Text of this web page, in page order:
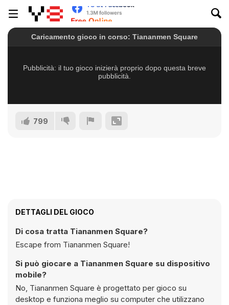
799
DETTAGLI DEL GIOCO
Di cosa tratta Tiananmen Square?
Escape from Tiananmen Square!
Si può giocare a Tiananmen Square su dispositivo
mobile?
No, Tiananmen Square è progettato per gioco su
desktop e funziona meglio su computer che utilizzano